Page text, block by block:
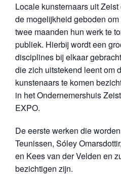
Locale kunsternaars uit
de mogelijkheid geboden
twee maanden hun werk te
publiek. Hierbij wordt een
disciplines bij elkaar
die zich uitstekend leent om
kunstenaars te komen
in het Ondernemershuis
EXPO.
De eerste werken die
Teunissen, Sóley
en Kees van der Velden en
bezichtigen zijn.